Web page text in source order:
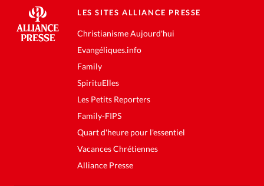
LES SITES ALLIANCE PRESSE
Christianisme Aujourd'hui
Evangéliques.info
Family
SpirituElles
Les Petits Reporters
Family-FIPS
Quart d'heure pour l'essentiel
Vacances Chrétiennes
Alliance Presse